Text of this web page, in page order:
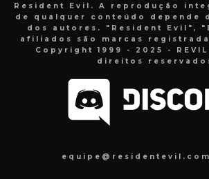
Resident Evil. A reprodução
de qualquer conteúdo depende
dos autores. "Resident Evil",
afiliados são marcas
Copyright 1999 - 2025 -
direitos